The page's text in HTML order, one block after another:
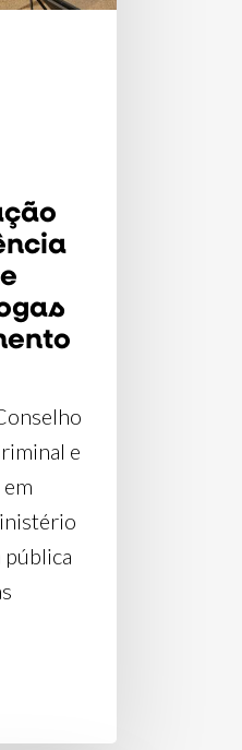
e
pública